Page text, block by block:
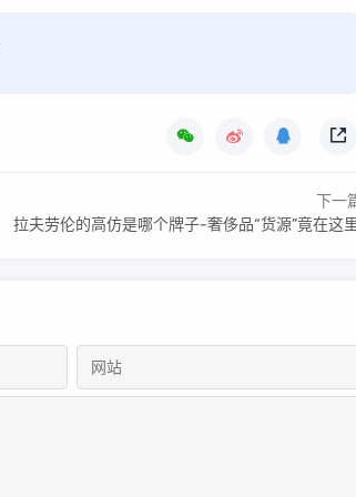
下一
拉夫劳伦的高仿是哪个牌子-奢侈品“货源”竟在这